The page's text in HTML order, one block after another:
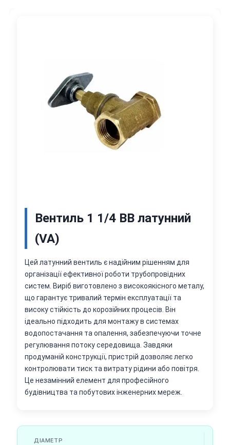
Вентиль 1 1/4 ВВ латунний
(VA)
Цей латунний вентиль є надійним рішенням для
організації ефективної роботи трубопровідних
систем. Виріб виготовлено з високоякісного металу,
що гарантує тривалий термін експлуатації та
високу стійкість до корозійних процесів. Він
ідеально підходить для монтажу в системах
водопостачання та опалення, забезпечуючи точне
регулювання потоку середовища. Завдяки
продуманій конструкції, пристрій дозволяє легко
контролювати тиск та витрату рідини або повітря.
Це незамінний елемент для професійного
будівництва та побутових інженерних мереж.
ДІАМЕТР